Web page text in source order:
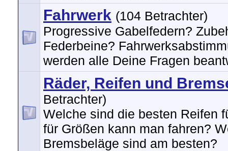
Fahrwerk (104 Betrachter)
Progressive Gabelfedern?
Federbeine?
werden alle Deine Fragen
Räder, Reifen und
Betrachter)
Welche sind die besten Reifen
für Größen kann man fahren?
Bremsbeläge sind am besten?